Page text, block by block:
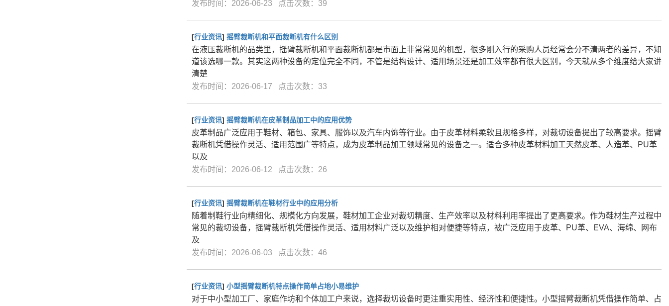
发布时间：2026-06-23 点击次数：39
[行业资讯] 摇臂裁断机和平面裁断机有什么区别
在液压裁断机的品类里，摇臂裁断机和平面裁断机都是市面上非常常见的机型，很多刚入行的采购人员经常会分不清两者的差异，不知
道该选哪一款。其实这两种设备的定位完全不同，不管是结构设计、适用场景还是加工效率都有很大区别，今天就从多个维度给大家讲
清楚
发布时间：2026-06-17 点击次数：33
[行业资讯] 摇臂裁断机在皮革制品加工中的应用优势
皮革制品广泛应用于鞋材、箱包、家具、服饰以及汽车内饰等行业。由于皮革材料柔软且规格多样，对裁切设备提出了较高要求。摇臂
裁断机凭借操作灵活、适用范围广等特点，成为皮革制品加工领域常见的设备之一。适合多种皮革材料加工天然皮革、人造革、PU革
以及
发布时间：2026-06-12 点击次数：26
[行业资讯] 摇臂裁断机在鞋材行业中的应用分析
随着制鞋行业向精细化、规模化方向发展，鞋材加工企业对裁切精度、生产效率以及材料利用率提出了更高要求。作为鞋材生产过程中
常见的裁切设备，摇臂裁断机凭借操作灵活、适用材料广泛以及维护相对便捷等特点，被广泛应用于皮革、PU革、EVA、海绵、网布
及
发布时间：2026-06-03 点击次数：46
[行业资讯] 小型摇臂裁断机特点操作简单占地小易维护
对于中小型加工厂、家庭作坊和个体加工户来说，选择裁切设备时更注重实用性、经济性和便捷性。小型摇臂裁断机凭借操作简单、占